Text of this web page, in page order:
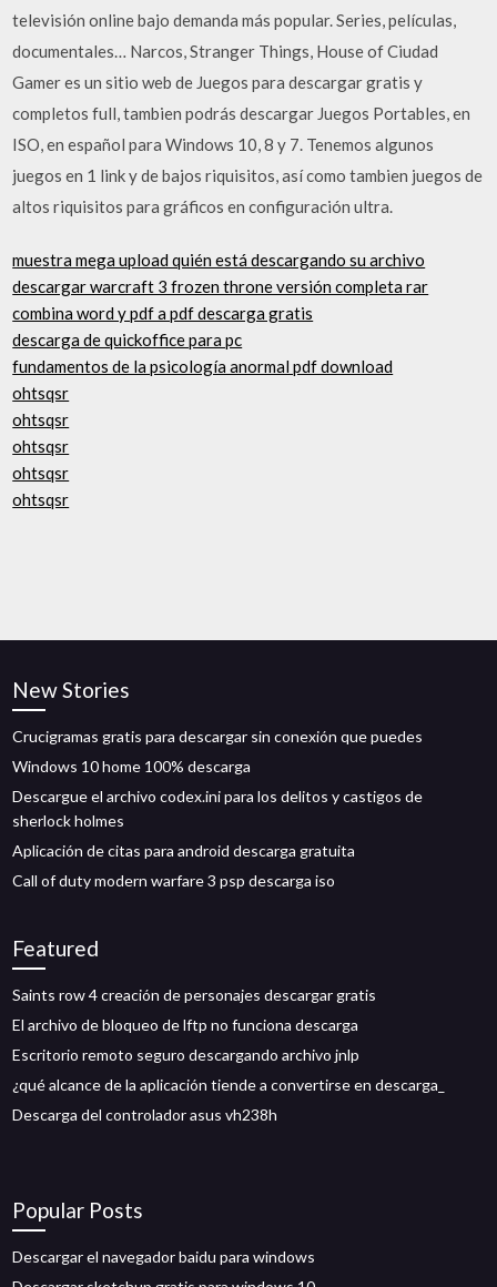
televisión online bajo demanda más popular. Series, películas,
documentales… Narcos, Stranger Things, House of Ciudad
Gamer es un sitio web de Juegos para descargar gratis y
completos full, tambien podrás descargar Juegos Portables, en
ISO, en español para Windows 10, 8 y 7. Tenemos algunos
juegos en 1 link y de bajos riquisitos, así como tambien juegos de
altos riquisitos para gráficos en configuración ultra.
muestra mega upload quién está descargando su archivo
descargar warcraft 3 frozen throne versión completa rar
combina word y pdf a pdf descarga gratis
descarga de quickoffice para pc
fundamentos de la psicología anormal pdf download
ohtsqsr
ohtsqsr
ohtsqsr
ohtsqsr
ohtsqsr
New Stories
Crucigramas gratis para descargar sin conexión que puedes
Windows 10 home 100% descarga
Descargue el archivo codex.ini para los delitos y castigos de
sherlock holmes
Aplicación de citas para android descarga gratuita
Call of duty modern warfare 3 psp descarga iso
Featured
Saints row 4 creación de personajes descargar gratis
El archivo de bloqueo de lftp no funciona descarga
Escritorio remoto seguro descargando archivo jnlp
¿qué alcance de la aplicación tiende a convertirse en descarga_
Descarga del controlador asus vh238h
Popular Posts
Descargar el navegador baidu para windows